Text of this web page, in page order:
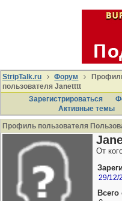
StripTalk.ru Форум
пользователя Janetttt
Зарегистрироваться
Активные темы
Профиль пользователя
От
29/12/